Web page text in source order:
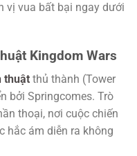
vị vua bất bại ngay dưới
Kingdom Wars
thuật thủ thành (Tower
bởi Springcomes. Trò
thoại, nơi cuộc chiến
hắc ám diễn ra không